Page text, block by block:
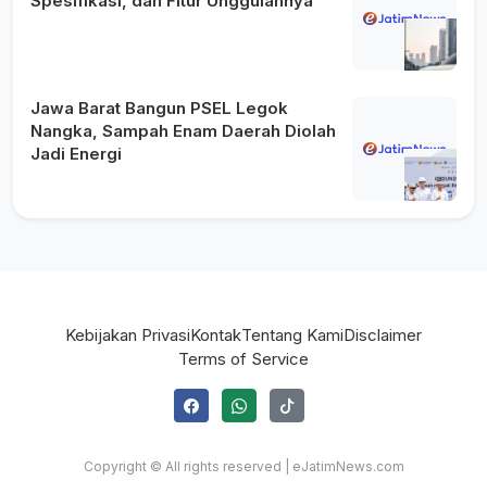
Jawa Barat Bangun PSEL Legok
Nangka, Sampah Enam Daerah Diolah
Jadi Energi
Kebijakan PrivasiKontakTentang KamiDisclaimer
Terms of Service
Copyright © All rights reserved | eJatimNews.com